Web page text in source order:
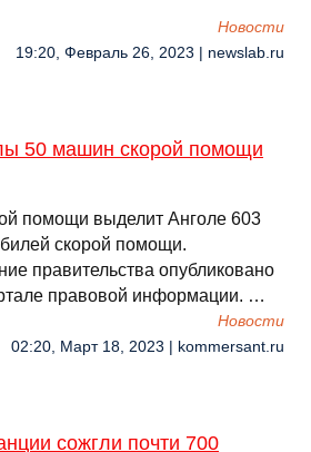
Новости
19:20, Февраль 26, 2023 | newslab.ru
50 машин скорой помощи
помощи выделит Анголе 603
скорой помощи.
правительства опубликовано
правовой информации. …
Новости
02:20, Март 18, 2023 | kommersant.ru
сожгли почти 700